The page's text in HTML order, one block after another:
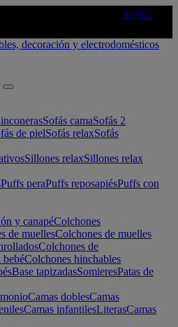
AQUÍ
Sofás camaSofás 2
de pielSofás relaxSofás
Sillones relaxSillones relax
Puffs peraPuffs reposapiésPuffs con
y canapéColchones
de muellesColchones de muelles
Colchones de
bebéColchones hinchables
Base tapizadasSomieresPatas de
Camas doblesCamas
Camas infantilesLiterasCamas